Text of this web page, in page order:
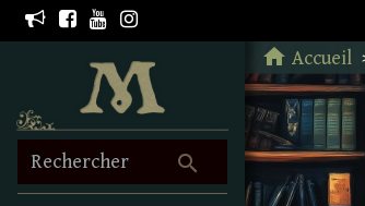
search
Rechercher
home Accueil
Retour à l'accueil